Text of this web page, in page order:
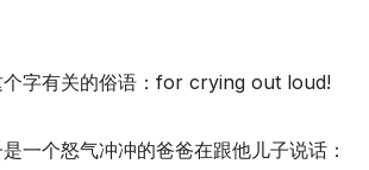
个字有关的俗语：for crying out loud!
一个怒气冲冲的爸爸在跟他儿子说话：